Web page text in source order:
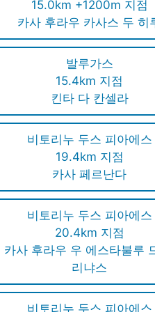
15.0km +1200m 지점
카사 후라우 카사스 두 히
발루가스
15.4km 지점
킨타 다 칸셀라
비토리누 두스 피아에스
19.4km 지점
카사 페르난다
비토리누 두스 피아에스
20.4km 지점
카사 후라우 우 에스타불루
리냐스
비토리누 두스 피아에스